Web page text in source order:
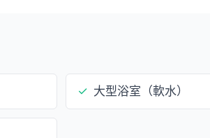
✓ 大型浴室（軟水）